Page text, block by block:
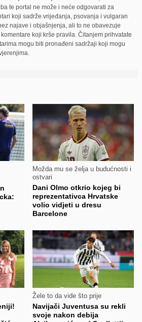
te portal ne može i neće odgovarati za
koji sadrže vrijeđanja, psovanja i vulgaran
najave i objašnjenja, ali to ne obavezuje
koji krše pravila. Čitanjem prihvatate
mogu biti pronađeni sadržaji koji mogu
Možda mu se želja u budućnosti i
ostvari
Dani Olmo otkrio kojeg bi
reprezentativca Hrvatske
volio vidjeti u dresu
Barcelone
Žele to da vide što prije
Navijači Juventusa su rekli
svoje nakon debija